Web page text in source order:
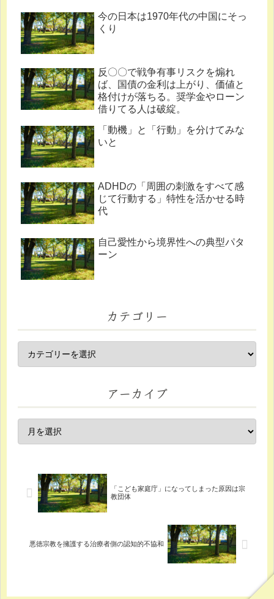
今の日本は1970年代の中国にそっ
くり
反〇〇で戦争有事リスクを煽れ
ば、国債の金利は上がり、価値と
格付けが落ちる。奨学金やローン
借りてる人は破綻。
「動機」と「行動」を分けてみな
いと
ADHDの「周囲の刺激をすべて感
じて行動する」特性を活かせる時
代
自己愛性から境界性への典型パタ
ーン
カテゴリー
アーカイブ
「こども家庭庁」になってしまった原因は宗
教団体
悪徳宗教を擁護する治療者側の認知的不協和